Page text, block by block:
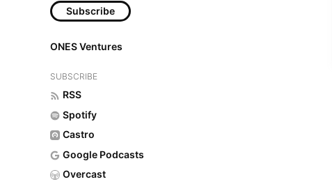
Subscribe
ONES Ventures
SUBSCRIBE
RSS
Spotify
Castro
Google Podcasts
Overcast